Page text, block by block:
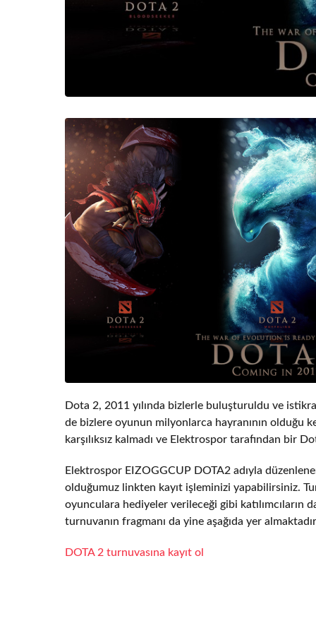
Dota 2, 2011 yılında bizlerle buluşturuldu ve
de bizlere oyunun milyonlarca hayranının olduğu
karşılıksız kalmadı ve Elektrospor tarafından bir
Elektrospor EIZOGGCUP DOTA2 adıyla
olduğumuz linkten kayıt işleminizi yapabilirsiniz.
oyunculara hediyeler verileceği gibi katılımcıların
turnuvanın fragmanı da yine aşağıda yer
DOTA 2 turnuvasına kayıt ol